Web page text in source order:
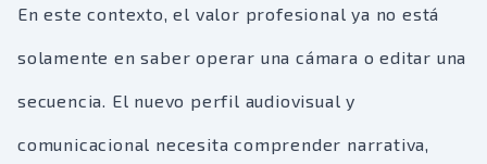
En este contexto, el valor profesional ya no está
solamente en saber operar una cámara o editar una
secuencia. El nuevo perfil audiovisual y
comunicacional necesita comprender narrativa,